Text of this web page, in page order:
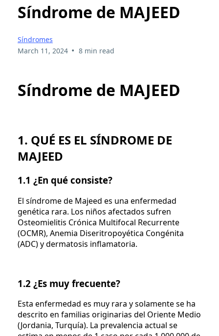
Síndrome de MAJEED
Síndromes
March 11, 2024 • 8 min read
Síndrome de MAJEED
1. QUÉ ES EL SÍNDROME DE
MAJEED
1.1 ¿En qué consiste?
El síndrome de Majeed es una enfermedad
genética rara. Los niños afectados sufren
Osteomielitis Crónica Multifocal Recurrente
(OCMR), Anemia Diseritropoyética Congénita
(ADC) y dermatosis inflamatoria.
1.2 ¿Es muy frecuente?
Esta enfermedad es muy rara y solamente se ha
descrito en familias originarias del Oriente Medio
(Jordania, Turquía). La prevalencia actual se